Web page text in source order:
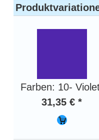
Farben: 10-
31,35 € *